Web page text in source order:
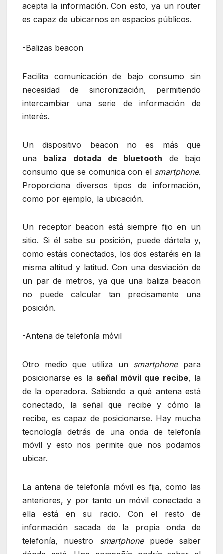
acepta la información. Con esto, ya un router
es capaz de ubicarnos en espacios públicos.
-Balizas beacon
Facilita comunicación de bajo consumo sin
necesidad de sincronización, permitiendo
intercambiar una serie de información de
interés.
Un dispositivo beacon no es más que
una baliza dotada de bluetooth de bajo
consumo que se comunica con el smartphone.
Proporciona diversos tipos de información,
como por ejemplo, la ubicación.
Un receptor beacon está siempre fijo en un
sitio. Si él sabe su posición, puede dártela y,
como estáis conectados, los dos estaréis en la
misma altitud y latitud. Con una desviación de
un par de metros, ya que una baliza beacon
no puede calcular tan precisamente una
posición.
-Antena de telefonía móvil
Otro medio que utiliza un smartphonepara
posicionarse es la señal móvil que recibe, la
de la operadora. Sabiendo a qué antena está
conectado, la señal que recibe y cómo la
recibe, es capaz de posicionarse. Hay mucha
tecnología detrás de una onda de telefonía
móvil y esto nos permite que nos podamos
ubicar.
La antena de telefonía móvil es fija, como las
anteriores, y por tanto un móvil conectado a
ella está en su radio. Con el resto de
información sacada de la propia onda de
telefonía, nuestro smartphonepuede saber